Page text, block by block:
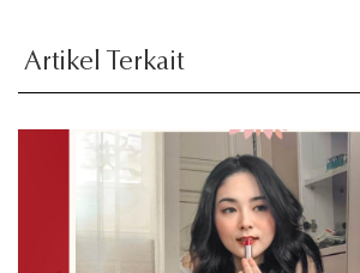
Artikel Terkait